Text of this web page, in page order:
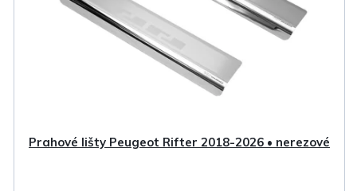
Prahové lišty Peugeot Rifter 2018-2026 • nerezové